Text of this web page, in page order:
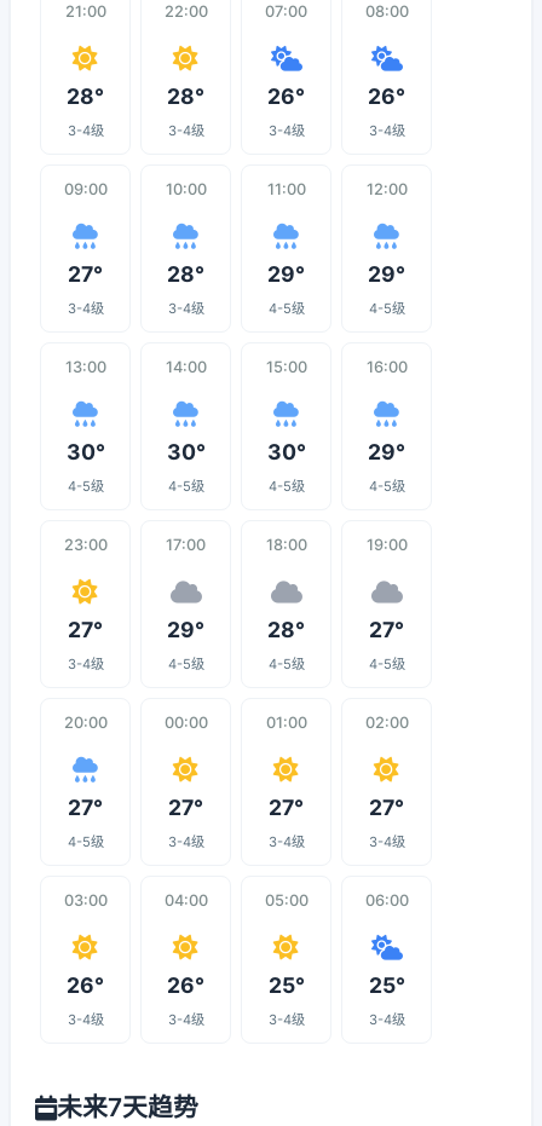
21:00
28°
3-4级
22:00
28°
3-4级
07:00
26°
3-4级
08:00
26°
3-4级
09:00
27°
3-4级
10:00
28°
3-4级
11:00
29°
4-5级
12:00
29°
4-5级
13:00
30°
4-5级
14:00
30°
4-5级
15:00
30°
4-5级
16:00
29°
4-5级
23:00
27°
3-4级
17:00
29°
4-5级
18:00
28°
4-5级
19:00
27°
4-5级
20:00
27°
4-5级
00:00
27°
3-4级
01:00
27°
3-4级
02:00
27°
3-4级
03:00
26°
3-4级
04:00
26°
3-4级
05:00
25°
3-4级
06:00
25°
3-4级
未来7天趋势